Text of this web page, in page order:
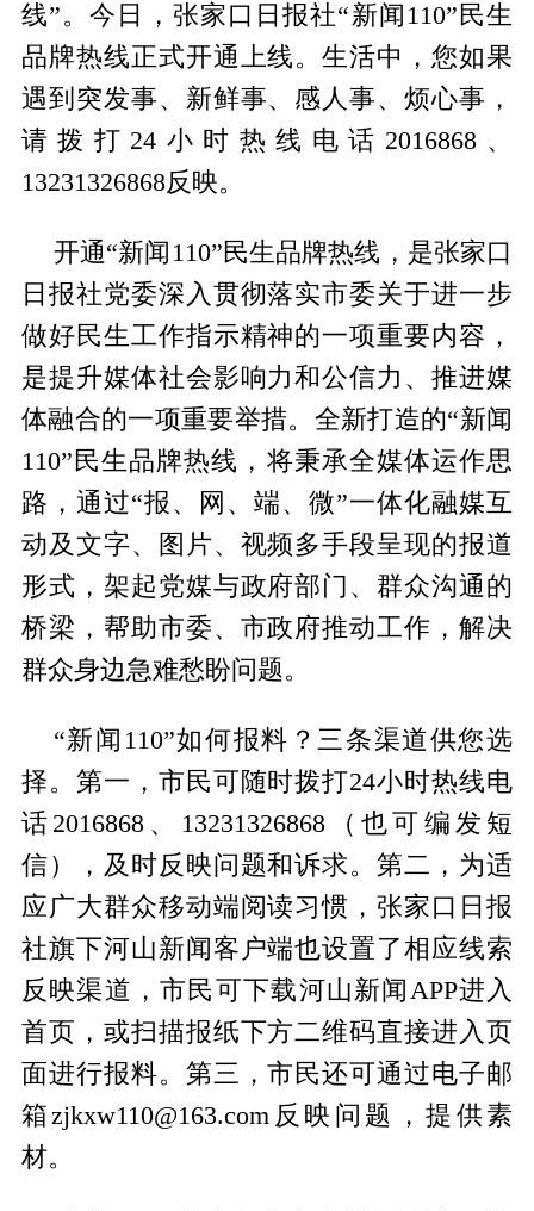
线”。今日，张家口日报社“新闻110”民生
品牌热线正式开通上线。生活中，您如果
遇到突发事、新鲜事、感人事、烦心事，
请拨打24小时热线电话2016868、
13231326868反映。
开通“新闻110”民生品牌热线，是张家口
日报社党委深入贯彻落实市委关于进一步
做好民生工作指示精神的一项重要内容，
是提升媒体社会影响力和公信力、推进媒
体融合的一项重要举措。全新打造的“新闻
110”民生品牌热线，将秉承全媒体运作思
路，通过“报、网、端、微”一体化融媒互
动及文字、图片、视频多手段呈现的报道
形式，架起党媒与政府部门、群众沟通的
桥梁，帮助市委、市政府推动工作，解决
群众身边急难愁盼问题。
“新闻110”如何报料？三条渠道供您选
择。第一，市民可随时拨打24小时热线电
话2016868、13231326868（也可编发短
信），及时反映问题和诉求。第二，为适
应广大群众移动端阅读习惯，张家口日报
社旗下河山新闻客户端也设置了相应线索
反映渠道，市民可下载河山新闻APP进入
首页，或扫描报纸下方二维码直接进入页
面进行报料。第三，市民还可通过电子邮
箱zjkxw110@163.com反映问题，提供素
材。